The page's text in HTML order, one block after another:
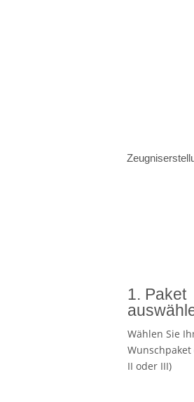
1. Paket
Wählen Sie
Wunschpaket
II oder III)